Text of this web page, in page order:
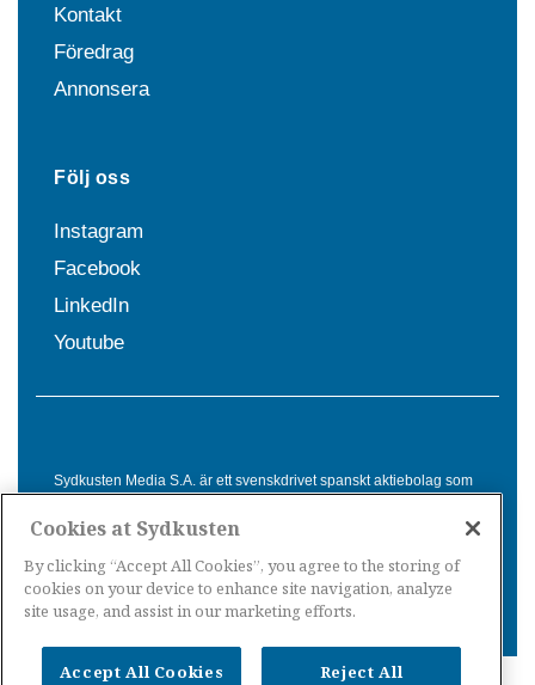
Kontakt
Föredrag
Annonsera
Följ oss
Instagram
Facebook
LinkedIn
Youtube
Sydkusten Media S.A. är ett svenskdrivet spanskt aktiebolag som
Spanien. Genom nyhetsbevakning av hela Spanien, med bas på
informationsförmedling för svenskar i Spanien.
Cookies at Sydkusten
By clicking “Accept All Cookies”, you agree to the storing of
cookies on your device to enhance site navigation, analyze
site usage, and assist in our marketing efforts.
Accept All Cookies Reject All